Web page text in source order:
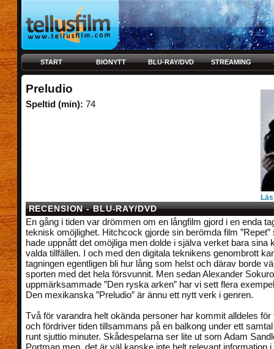
START BIONYTT BLU-RAY/DVD STREAMING
Preludio
Speltid (min): 74
RECENSION - BLU-RAY/DVD
En gång i tiden var drömmen om en långfilm gjord i en enda
teknisk omöjlighet. Hitchcock gjorde sin berömda film ”Repet”
hade uppnått det omöjliga men dolde i själva verket bara sina
valda tillfällen. I och med den digitala teknikens genombrott
tagningen egentligen bli hur lång som helst och därav borde
sporten med det hela försvunnit. Men sedan Alexander
uppmärksammade ”Den ryska arken” har vi sett flera
Den mexikanska ”Preludio” är ännu ett nytt verk i genren.
Två för varandra helt okända personer har kommit alldeles för
och fördriver tiden tillsammans på en balkong under ett
runt sjuttio minuter. Skådespelarna ser lite ut som Adam
Portman men, det är väl kanske inte helt relevant information i